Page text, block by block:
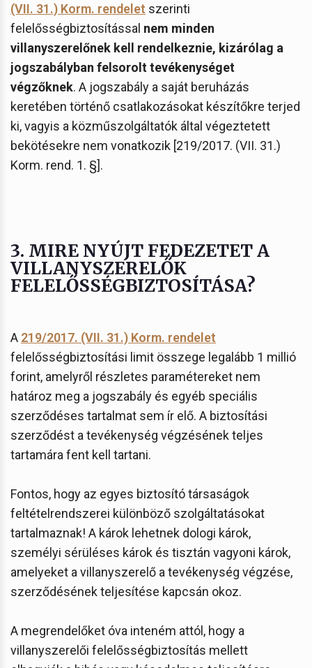
(VII. 31.) Korm. rendelet szerinti
felelősségbiztosítással nem minden
villanyszerelőnek kell rendelkeznie, kizárólag a
jogszabályban felsorolt tevékenységet
végzőknek. A jogszabály a saját beruházás
keretében történő csatlakozásokat készítőkre terjed
ki, vagyis a közműszolgáltatók által végeztetett
bekötésekre nem vonatkozik [219/2017. (VII. 31.)
Korm. rend. 1. §].
3. MIRE NYÚJT FEDEZETET A
VILLANYSZERELŐK
FELELŐSSÉGBIZTOSÍTÁSA?
A 219/2017. (VII. 31.) Korm. rendelet
felelősségbiztosítási limit összege legalább 1 millió
forint, amelyről részletes paramétereket nem
határoz meg a jogszabály és egyéb speciális
szerződéses tartalmat sem ír elő. A biztosítási
szerződést a tevékenység végzésének teljes
tartamára fent kell tartani.
Fontos, hogy az egyes biztosító társaságok
feltételrendszerei különböző szolgáltatásokat
tartalmaznak! A károk lehetnek dologi károk,
személyi sérüléses károk és tisztán vagyoni károk,
amelyeket a villanyszerelő a tevékenység végzése,
szerződésének teljesítése kapcsán okoz.
A megrendelőket óva inteném attól, hogy a
villanyszerelői felelősségbiztosítás mellett